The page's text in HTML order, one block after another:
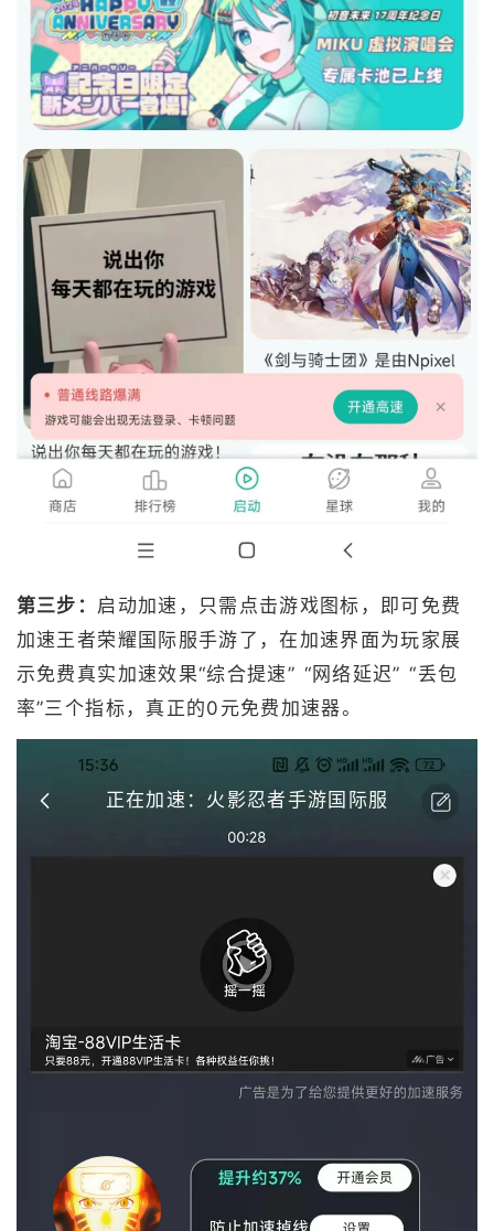
第三步： 启动加速，只需点击游戏图标，即可免费
加速王者荣耀国际服手游了，在加速界面为玩家展
示免费真实加速效果“综合提速” “网络延迟” “丢包
率”三个指标，真正的0元免费加速器。
正在加速：火影忍者手游国际服